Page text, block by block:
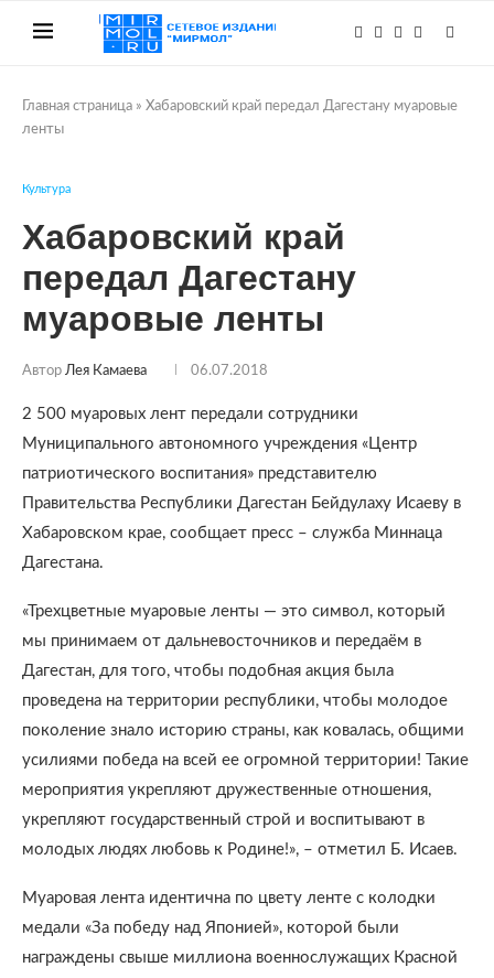
Главная страница » Хабаровский край передал Дагестану муаровые
ленты
Культура
Хабаровский край
передал Дагестану
муаровые ленты
Автор Лея Камаева 06.07.2018
2 500 муаровых лент передали сотрудники
Муниципального автономного учреждения «Центр
патриотического воспитания» представителю
Правительства Республики Дагестан Бейдулаху Исаеву в
Хабаровском крае, сообщает пресс – служба Миннаца
Дагестана.
«Трехцветные муаровые ленты — это символ, который
мы принимаем от дальневосточников и передаём в
Дагестан, для того, чтобы подобная акция была
проведена на территории республики, чтобы молодое
поколение знало историю страны, как ковалась, общими
усилиями победа на всей ее огромной территории! Такие
мероприятия укрепляют дружественные отношения,
укрепляют государственный строй и воспитывают в
молодых людях любовь к Родине!», – отметил Б. Исаев.
Муаровая лента идентична по цвету ленте с колодки
медали «За победу над Японией», которой были
награждены свыше миллиона военнослужащих Красной